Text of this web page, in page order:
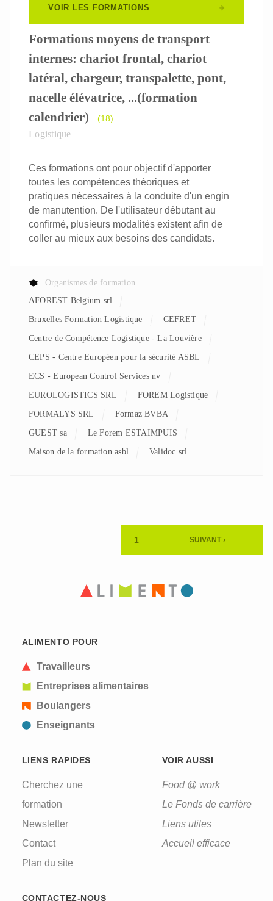
VOIR LES FORMATIONS
Formations moyens de transport
internes: chariot frontal, chariot
latéral, chargeur, transpalette, pont,
nacelle élévatrice, ...(formation
calendrier)
(18)
Logistique
Ces formations ont pour objectif d'apporter
toutes les compétences théoriques et
pratiques nécessaires à la conduite d'un engin
de manutention. De l'utilisateur débutant au
confirmé, plusieurs modalités existent afin de
coller au mieux aux besoins des candidats.
Organismes de formation
AFOREST Belgium srl
Bruxelles Formation Logistique CEFRET
Centre de Compétence Logistique - La Louvière
CEPS - Centre Européen pour la sécurité ASBL
ECS - European Control Services nv
EUROLOGISTICS SRL FOREM Logistique
FORMALYS SRL Formaz BVBA
GUEST sa Le Forem ESTAIMPUIS
Maison de la formation asbl Validoc srl
PAGE
1 SUIVANT ›
ALIMENTO POUR
Travailleurs
Entreprises alimentaires
Boulangers
Enseignants
LIENS RAPIDES
Cherchez une
formation
Newsletter
Contact
Plan du site
VOIR AUSSI
Food @ work
Le Fonds de carrière
Liens utiles
Accueil efficace
CONTACTEZ-NOUS